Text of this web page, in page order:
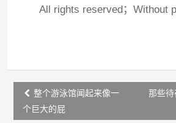
All rights reserved；Without
Post
navigation
整个游泳馆闻起来像一
个巨大的屁
那些待